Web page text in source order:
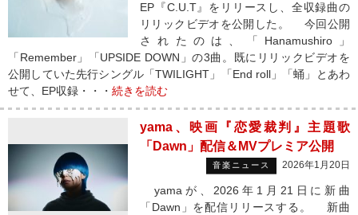
EP『C.U.T』をリリースし、全収録曲の
リリックビデオを公開した。 今回公開
されたのは、「Hanamushiro」
「Remember」「UPSIDE DOWN」の3曲。既にリリックビデオを
公開していた先行シングル「TWILIGHT」「End roll」「蛹」とあわ
せて、EP収録・・・ 続きを読む
yama、映画『恋愛裁判』主題歌
「Dawn」配信＆MVプレミア公開
音楽ニュース 2026年1月20日
yamaが、2026年1月21日に新曲
「Dawn」を配信リリースする。 新曲